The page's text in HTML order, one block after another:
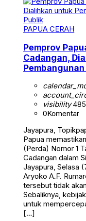
PAPUA CERAH
Pemprov
Cadangan,
visibility485
0Komentar
Jayapura,
Papua
(Perda) Nomor 1
Cadangan dalam
Jayapura, Selasa
Aryoko A.F.
tersebut tidak
Sebaliknya,
untuk
[…]